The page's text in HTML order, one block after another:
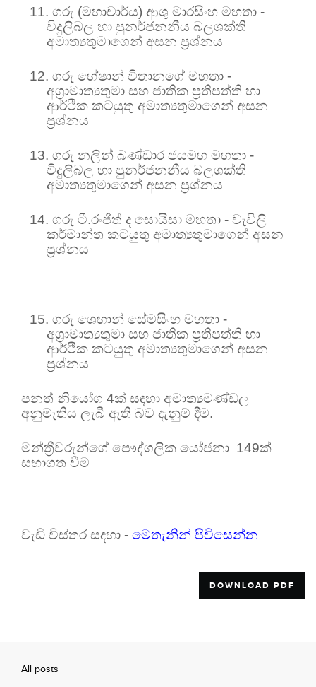
11. ගරු (මහාචාර්ය) ආශු මාරසිංහ මහතා -
විදුලිබල හා පුනර්ජනනීය බලශක්ති
අමාත්‍යතුමාගෙන් අසන ප්‍රශ්නය
12. ගරු හේෂාන් විතානගේ මහතා -
අග්‍රාමාත්‍යතුමා සහ ජාතික ප්‍රතිපත්ති හා
ආර්ථික කටයුතු අමාත්‍යතුමාගෙන් අසන
ප්‍රශ්නය
13. ගරු නලින් බණ්ඩාර ජයමහ මහතා -
විදුලිබල හා පුනර්ජනනීය බලශක්ති
අමාත්‍යතුමාගෙන් අසන ප්‍රශ්නය
14. ගරු ටී.රංජිත් ද සොයිසා මහතා - වැවිලි
කර්මාන්ත කටයුතු අමාත්‍යතුමාගෙන් අසන
ප්‍රශ්නය
15. ගරු ශෙහාන් සේමසිංහ මහතා -
අග්‍රාමාත්‍යතුමා සහ ජාතික ප්‍රතිපත්ති හා
ආර්ථික කටයුතු අමාත්‍යතුමාගෙන් අසන
ප්‍රශ්නය
පනත් නියෝග 4ක් සඳහා අමාත්‍යමණ්ඩල
අනුමැතිය ලැබී ඇති බව දැනුම් දීම.
මන්ත්‍රීවරුන්ගේ පෞද්ගලික යෝජනා 149ක්
සභාගත වීම
වැඩි විස්තර සදහා - මෙතැනින් පිවිසෙන්න
DOWNLOAD PDF
All posts